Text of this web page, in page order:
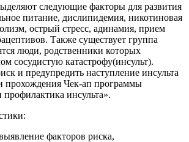
следующие факторы для развития
питание, дислипидемия, никотиновая
острый стресс, адинамия, прием
Также существует группа
люди, родственники которых
сосудистую катастрофу(инсульт).
и предупредить наступление инсульта
Чек-ап программы
инсульта».
факторов риска,